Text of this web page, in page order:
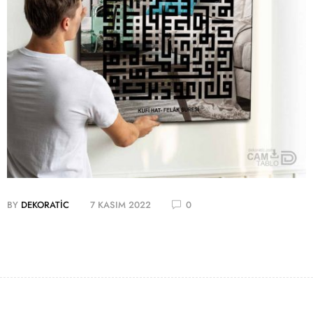
BY DEKORATIC 7 KASIM 2022 0